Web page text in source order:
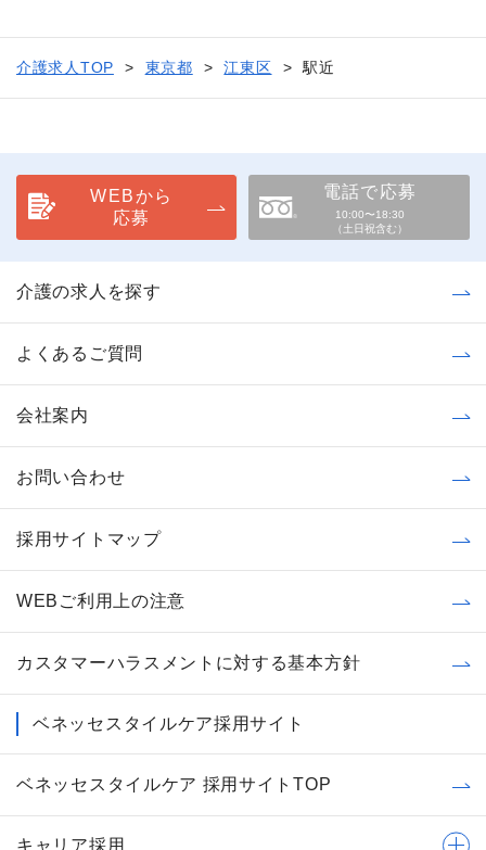
介護求人TOP 東京都 江東区 駅近
WEBから
応募
電話で応募
10:00〜18:30
（土日祝含む）
介護の求人を探す
よくあるご質問
会社案内
お問い合わせ
採用サイトマップ
WEBご利用上の注意
カスタマーハラスメントに対する基本方針
ベネッセスタイルケア採用サイト
ベネッセスタイルケア 採用サイトTOP
キャリア採用